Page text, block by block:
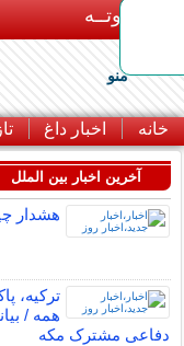
بـیتوتــه
منو
خانه اخبار داغ
آخرین اخبار بین الملل
هشدار
ترکیه،
همه /
دفاعی مشترک مکه